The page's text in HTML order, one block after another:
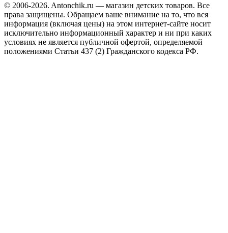
© 2006-2026. Antonchik.ru — магазин детских товаров. Все
права защищены. Обращаем ваше внимание на то, что вся
информация (включая цены) на этом интернет-сайте носит
исключительно информационный характер и ни при каких
условиях не является публичной офертой, определяемой
положениями Статьи 437 (2) Гражданского кодекса РФ.